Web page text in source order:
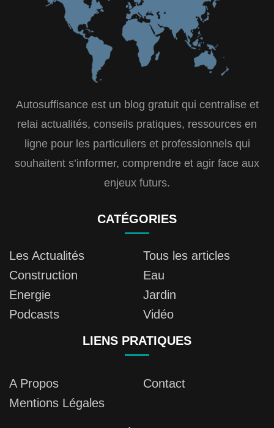
Autosuffisance est un blog gratuit qui centralise et
relai actualités, conseils pratiques, ressources en
ligne pour les particuliers et professionnels qui
souhaitent s’informer, comprendre et agir face aux
enjeux futurs.
CATÉGORIES
Les Actualités
Tous les articles
Construction
Eau
Energie
Jardin
Podcasts
Vidéo
LIENS PRATIQUES
A Propos
Contact
Mentions Légales